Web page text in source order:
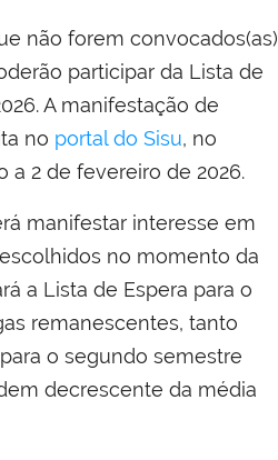
não forem convocados(as)
participar da Lista de
A manifestação de
no portal do Sisu, no
a 2 de fevereiro de 2026.
manifestar interesse em
no momento da
a Lista de Espera para o
remanescentes, tanto
o segundo semestre
decrescente da média